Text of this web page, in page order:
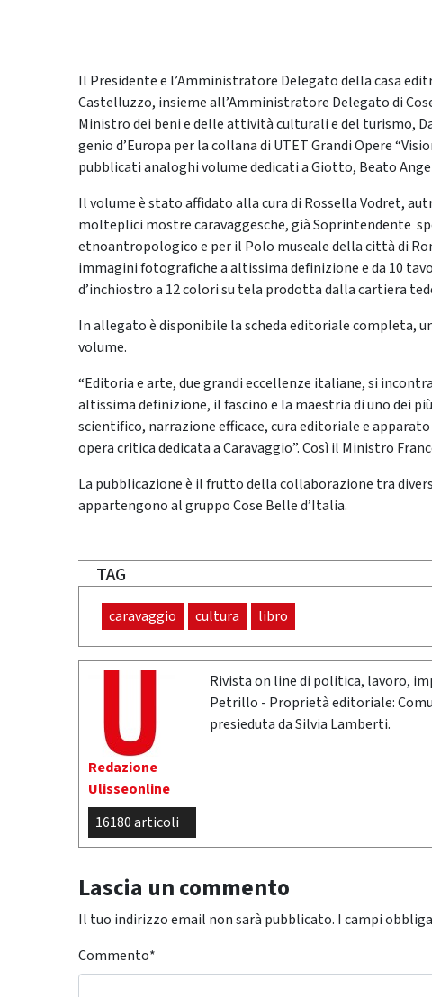
Il Presidente e l’Amministratore Delegato della casa
Castelluzzo, insieme all’Amministratore Delegato di
Ministro dei beni e delle attività culturali e del turismo,
genio d’Europa per la collana di UTET Grandi Opere
pubblicati analoghi volume dedicati a Giotto, Beato
Il volume è stato affidato alla cura di Rossella Vodret,
molteplici mostre caravaggesche, già Soprintendente
etnoantropologico e per il Polo museale della città di
immagini fotografiche a altissima definizione e da 10
d’inchiostro a 12 colori su tela prodotta dalla cartiera
In allegato è disponibile la scheda editoriale completa,
volume.
“Editoria e arte, due grandi eccellenze italiane, si
altissima definizione, il fascino e la maestria di uno dei
scientifico, narrazione efficace, cura editoriale e
opera critica dedicata a Caravaggio”. Così il Ministro
La pubblicazione è il frutto della collaborazione tra
appartengono al gruppo Cose Belle d’Italia.
TAG
caravaggio cultura libro
Redazione
Ulisseonline
16180 articoli
Rivista on line di politica, lavoro,
Petrillo - Proprietà editoriale:
presieduta da Silvia Lamberti.
Lascia un commento
Il tuo indirizzo email non sarà pubblicato. I campi
Commento*